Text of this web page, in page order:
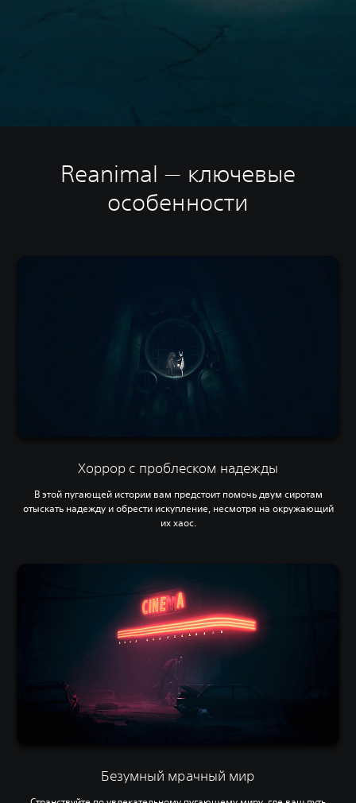
Reanimal — ключевые
особенности
Хоррор с проблеском надежды
В этой пугающей истории вам предстоит помочь двум сиротам
отыскать надежду и обрести искупление, несмотря на окружающий
их хаос.
Безумный мрачный мир